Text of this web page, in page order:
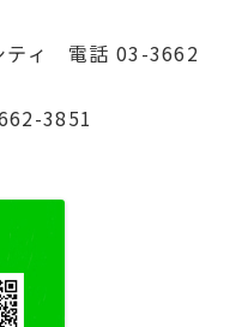
ティ 電話 03-3662
3851